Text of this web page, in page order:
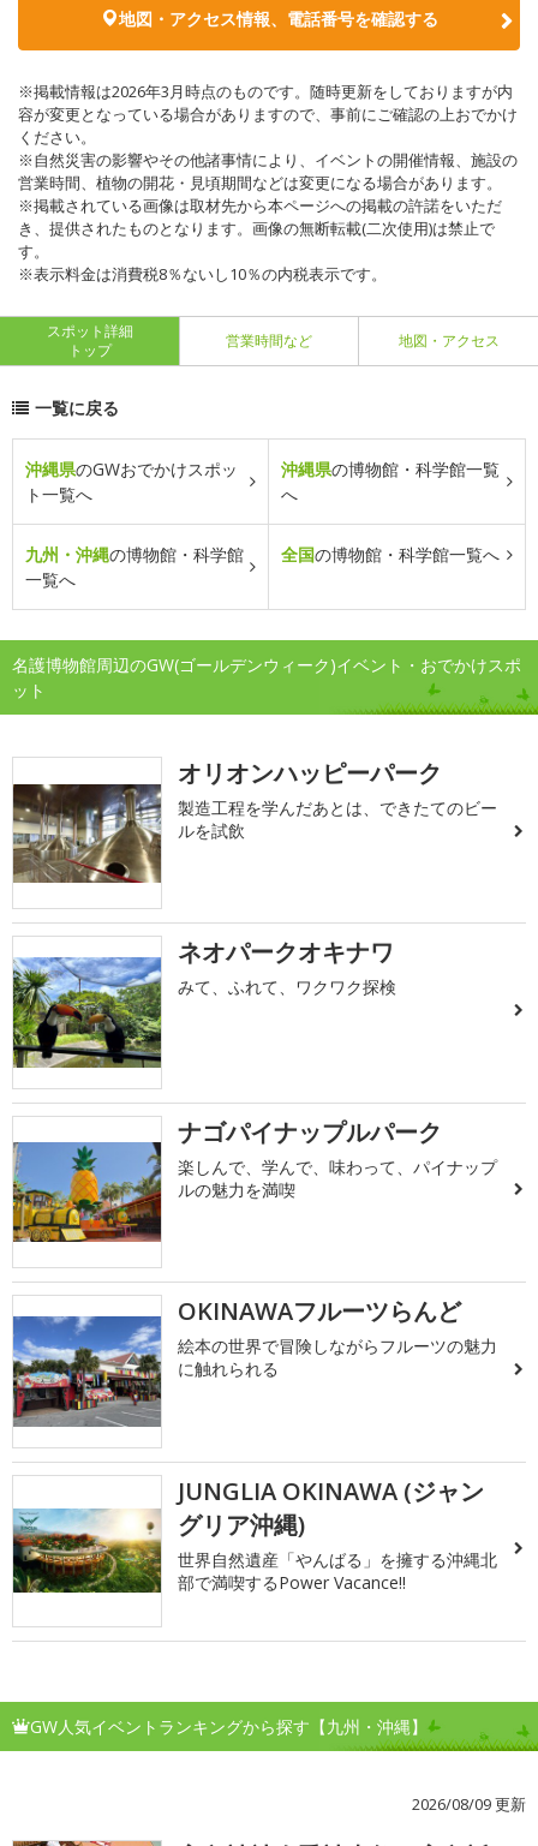
地図・アクセス情報、電話番号を確認する
※掲載情報は2026年3月時点のものです。随時更新をしておりますが内
容が変更となっている場合がありますので、事前にご確認の上おでかけ
ください。
※自然災害の影響やその他諸事情により、イベントの開催情報、施設の
営業時間、植物の開花・見頃期間などは変更になる場合があります。
※掲載されている画像は取材先から本ページへの掲載の許諾をいただ
き、提供されたものとなります。画像の無断転載(二次使用)は禁止で
す。
※表示料金は消費税8％ないし10％の内税表示です。
スポット詳細
トップ
営業時間など 地図・アクセス
一覧に戻る
沖縄県のGWおでかけスポッ
ト一覧へ
沖縄県の博物館・科学館一覧
へ
九州・沖縄の博物館・科学館
一覧へ
全国の博物館・科学館一覧へ
名護博物館周辺のGW(ゴールデンウィーク)イベント・おでかけスポ
ット
オリオンハッピーパーク
製造工程を学んだあとは、できたてのビー
ルを試飲
ネオパークオキナワ
みて、ふれて、ワクワク探検
ナゴパイナップルパーク
楽しんで、学んで、味わって、パイナップ
ルの魅力を満喫
OKINAWAフルーツらんど
絵本の世界で冒険しながらフルーツの魅力
に触れられる
JUNGLIA OKINAWA (ジャン
グリア沖縄)
世界自然遺産「やんばる」を擁する沖縄北
部で満喫するPower Vacance!!
GW人気イベントランキングから探す【九州・沖縄】
2026/08/09 更新